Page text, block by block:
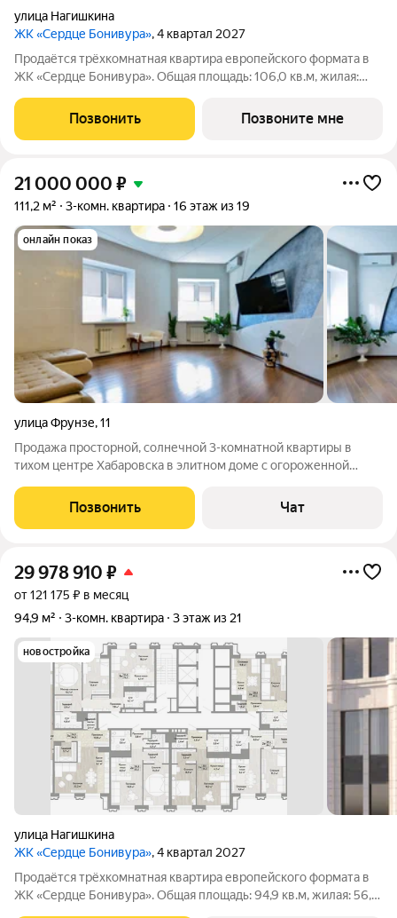
улица Нагишкина
ЖК «Сердце Бонивура», 4 квартал 2027
Продаётся трёхкомнатная квартира европейского формата в
ЖК «Сердце Бонивура». Общая площадь: 106,0 кв.м, жилая:
спальню 17,6 кв.м, гостиную 27,8 кв.м, кухню-нишу 8,6 кв.м,
прихожую 10,2 кв.м,
Позвонить Позвоните мне
21 000 000 ₽
111,2 м² 3-комн. квартира 16 этаж из 19
онлайн показ
улица Фрунзе,11
Продажа просторной, солнечной 3-комнатной квартиры в
тихом центре Хабаровска в элитном доме с огороженной
открывается панорамный вид на город. В квартире сделан
качественный ремонт. Характеристики -
Позвонить Чат
29 978 910 ₽
от 121 175 ₽ в месяц
94,9 м²
3-комн. квартира 3 этаж из 21
новостройка
улица Нагишкина
ЖК «Сердце Бонивура», 4 квартал 2027
Продаётся трёхкомнатная квартира европейского формата в
ЖК «Сердце Бонивура». Общая площадь: 94,9 кв.м, жилая: 56,5